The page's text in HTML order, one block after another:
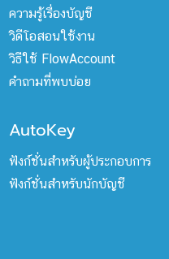
ความรู้เรื่องบัญชี
วิดีโอสอนใช้งาน
วิธีใช้ FlowAccount
คำถามที่พบบ่อย
AutoKey
ฟังก์ชั่นสำหรับผู้ประกอบการ
ฟังก์ชั่นสำหรับนักบัญชี